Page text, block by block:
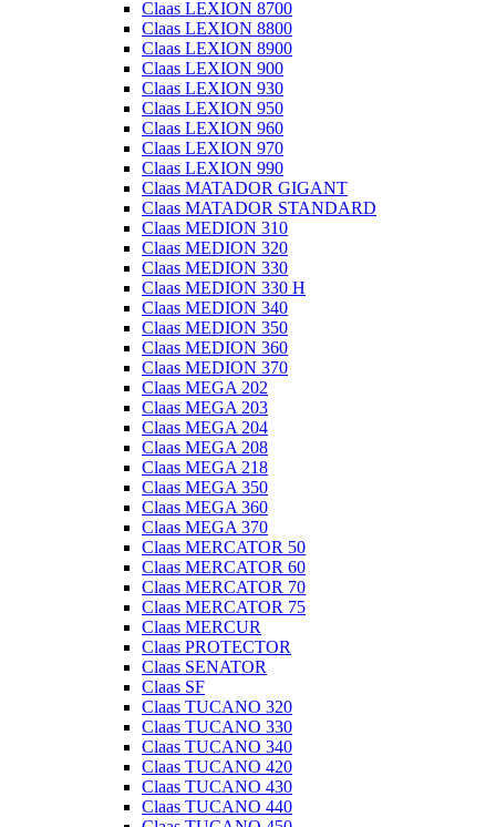
Claas LEXION 8700
Claas LEXION 8800
Claas LEXION 8900
Claas LEXION 900
Claas LEXION 930
Claas LEXION 950
Claas LEXION 960
Claas LEXION 970
Claas LEXION 990
Claas MATADOR GIGANT
Claas MATADOR STANDARD
Claas MEDION 310
Claas MEDION 320
Claas MEDION 330
Claas MEDION 330 H
Claas MEDION 340
Claas MEDION 350
Claas MEDION 360
Claas MEDION 370
Claas MEGA 202
Claas MEGA 203
Claas MEGA 204
Claas MEGA 208
Claas MEGA 218
Claas MEGA 350
Claas MEGA 360
Claas MEGA 370
Claas MERCATOR 50
Claas MERCATOR 60
Claas MERCATOR 70
Claas MERCATOR 75
Claas MERCUR
Claas PROTECTOR
Claas SENATOR
Claas SF
Claas TUCANO 320
Claas TUCANO 330
Claas TUCANO 340
Claas TUCANO 420
Claas TUCANO 430
Claas TUCANO 440